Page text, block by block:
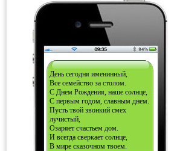
День сегодня именинный,
Все семейство за столом.
С Днем Рождения, наше солнце,
С первым годом, славным днем.
Пусть твой звонкий смех
лучистый,
Озаряет счастьем дом.
И всегда сверкает солнце,
В мире сказочном твоем.